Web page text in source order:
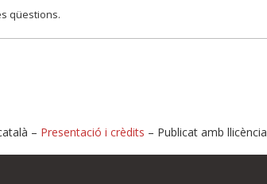
qüestions.
– Presentació i crèdits – Publicat amb llicència